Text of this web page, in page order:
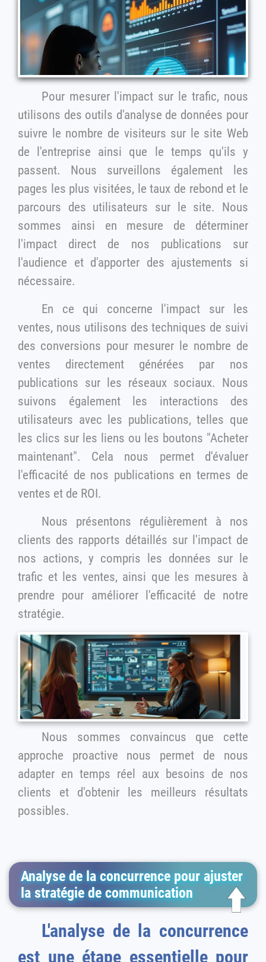
Pour mesurer l'impact sur le trafic, nous
utilisons des outils d'analyse de données pour
suivre le nombre de visiteurs sur le site Web
de l'entreprise ainsi que le temps qu'ils y
passent. Nous surveillons également les
pages les plus visitées, le taux de rebond et le
parcours des utilisateurs sur le site. Nous
sommes ainsi en mesure de déterminer
l'impact direct de nos publications sur
l'audience et d'apporter des ajustements si
nécessaire.
En ce qui concerne l'impact sur les
ventes, nous utilisons des techniques de suivi
des conversions pour mesurer le nombre de
ventes directement générées par nos
publications sur les réseaux sociaux. Nous
suivons également les interactions des
utilisateurs avec les publications, telles que
les clics sur les liens ou les boutons "Acheter
maintenant". Cela nous permet d'évaluer
l'efficacité de nos publications en termes de
ventes et de ROI.
Nous présentons régulièrement à nos
clients des rapports détaillés sur l'impact de
nos actions, y compris les données sur le
trafic et les ventes, ainsi que les mesures à
prendre pour améliorer l'efficacité de notre
stratégie.
Nous sommes convaincus que cette
approche proactive nous permet de nous
adapter en temps réel aux besoins de nos
clients et d'obtenir les meilleurs résultats
possibles.
Analyse de la concurrence pour ajuster
la stratégie de communication
L'analyse de la concurrence
est une étape essentielle pour